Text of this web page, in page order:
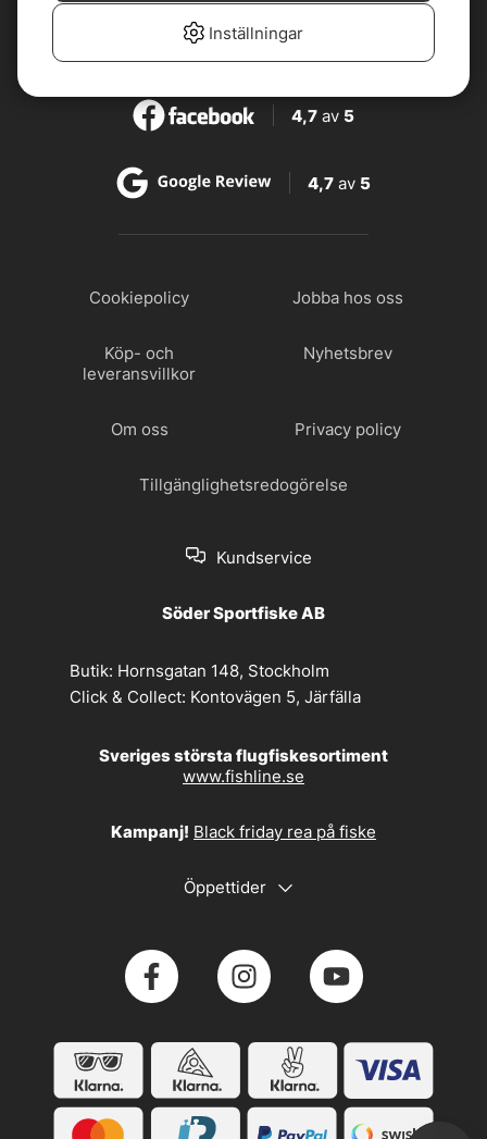
4,7 av 5
4,7 av 5
Cookiepolicy Jobba hos oss
Köp- och
leveransvillkor
Nyhetsbrev
Om oss Privacy policy
Tillgänglighetsredogörelse
Kundservice
Söder Sportfiske AB
Butik: Hornsgatan 148, Stockholm
Click & Collect: Kontovägen 5, Järfälla
Sveriges största flugfiskesortiment
www.fishline.se
Kampanj! Black friday rea på fiske
Öppettider
Inställningar